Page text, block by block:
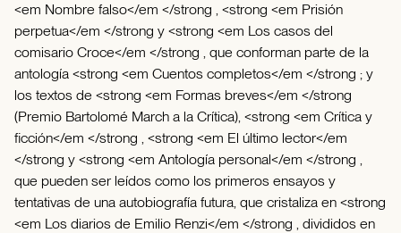
<em Nombre falso</em </strong , <strong <em Prisión
perpetua</em </strong y <strong <em Los casos del
comisario Croce</em </strong , que conforman parte de la
antología <strong <em Cuentos completos</em </strong ; y
los textos de <strong <em Formas breves</em </strong
(Premio Bartolomé March a la Crítica), <strong <em Crítica y
ficción</em </strong , <strong <em El último lector</em
</strong y <strong <em Antología personal</em </strong ,
que pueden ser leídos como los primeros ensayos y
tentativas de una autobiografía futura, que cristaliza en <strong
<em Los diarios de Emilio Renzi</em </strong , divididos en